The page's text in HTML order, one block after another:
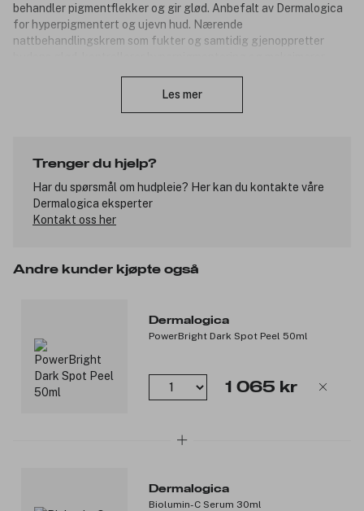
behandler pigmentflekker og gir glød. Anbefalt av Dermalogica
for hyperpigmentert og ujevn hud. Nærende
nattbehandlingskrem som fukter og samtidig gjenoppretter
og lysnende C-vitamin bidrar til å kontrollere dannelsen av
Les mer
Trenger du hjelp?
Har du spørsmål om hudpleie? Her kan du kontakte våre
Dermalogica eksperter
Kontakt oss her
Andre kunder kjøpte også
Dermalogica
PowerBright Dark Spot Peel 50ml
1 065 kr
Dermalogica
Biolumin-C Serum 30ml